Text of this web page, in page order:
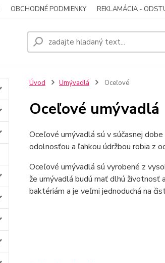
OBCHODNÉ PODMIENKY REKLAMÁCIA -
Úvod Umývadlá Oceľové
Oceľové umývadlá
Oceľové umývadlá sú v súčasnej
odolnosťou a ľahkou údržbou robia z
Oceľové umývadlá sú vyrobené z
že umývadlá budú mať dlhú životnosť
baktériám a je veľmi jednoduchá na